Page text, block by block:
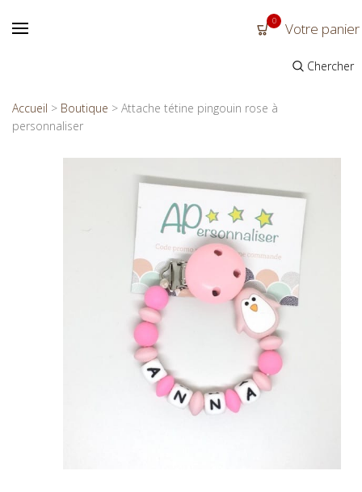
0 Votre panier
Chercher
Accueil > Boutique > Attache tétine pingouin rose à
personnaliser